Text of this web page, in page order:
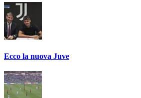
Ecco la nuova Juve